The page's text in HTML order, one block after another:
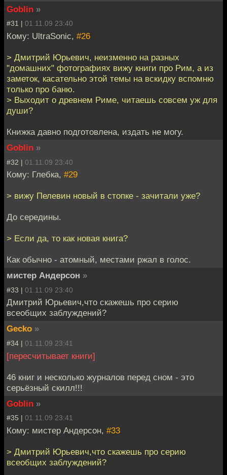
Goblin »
#31 | 01.11.09 23:40
Кому: UltraSonic, #26
> Дмитрий Юрьевич, неизменно на разных
"домашних" фотографиях вижу книги про Рим, а из
заметок, касательно этой темы на вскидку вспомню
только про баню.
> Выходит о древнем Риме, читаешь совсем уж для
души?
Книжка давно подготовлена, издать не могу.
Goblin »
#32 | 01.11.09 23:40
Кому: Глебка, #29
> вижу Пелевин новый в стопке - зачитали уже?
До середины.
> Если да, то как новая книга?
Как обычно - атомный, местами ржал в голос.
мистер Андерсон »
#33 | 01.11.09 23:40
Дмитрий Юрьевич,что скажешь про серию
всеобщих заблуждений?
Gecko »
#34 | 01.11.09 23:41
[пересчитывает книги]
46 книг и несколько журналов перед сном - это
серьёзный скилл!!!
Goblin »
#35 | 01.11.09 23:41
Кому: мистер Андерсон, #33
> Дмитрий Юрьевич,что скажешь про серию
всеобщих заблуждений?